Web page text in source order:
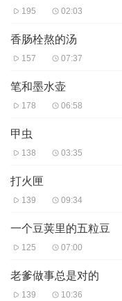
195 02:03
香肠栓熬的汤
157 07:37
笔和墨水壶
178 06:58
甲虫
138 03:35
打火匣
139 09:34
一个豆荚里的五粒豆
125 07:00
老爹做事总是对的
139 10:36